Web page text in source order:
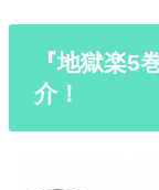
『地獄楽5
介！